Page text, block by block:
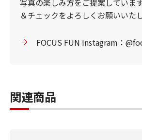
写真の楽しみ方をご提案していま
＆チェックをよろしくお願いいたし
FOCUS FUN Instagram：
関連商品